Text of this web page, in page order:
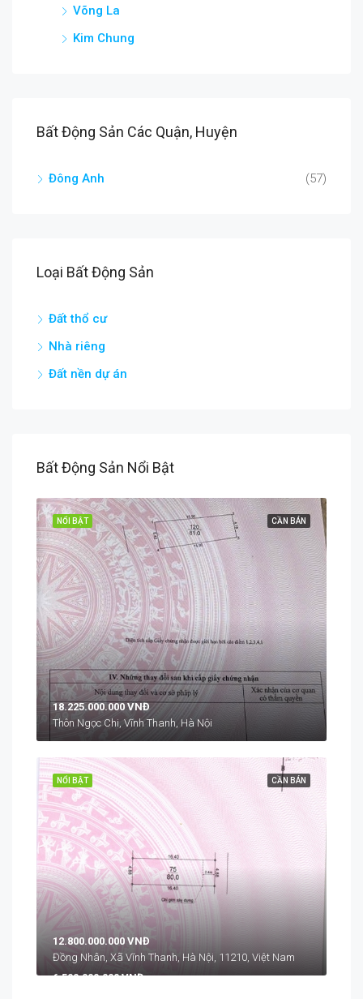
Võng La
Kim Chung
Bất Động Sản Các Quận, Huyện
Đông Anh (57)
Loại Bất Động Sản
Đất thổ cư
Nhà riêng
Đất nền dự án
Bất Động Sản Nổi Bật
CẦN BÁN
NỔI BẬT
18.225.000.000 VNĐ
Thôn Ngọc Chi, Vĩnh Thanh, Hà Nội
CẦN BÁN
NỔI BẬT
12.800.000.000 VNĐ
Đồng Nhân, Xã Vĩnh Thanh, Hà Nội, 11210, Việt Nam
6.500.000.000 VNĐ